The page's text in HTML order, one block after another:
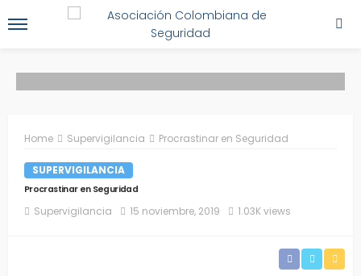
Home Supervigilancia Procrastinar en Seguridad
SUPERVIGILANCIA
Procrastinar en Seguridad
Supervigilancia 15 noviembre, 2019 1.03K views